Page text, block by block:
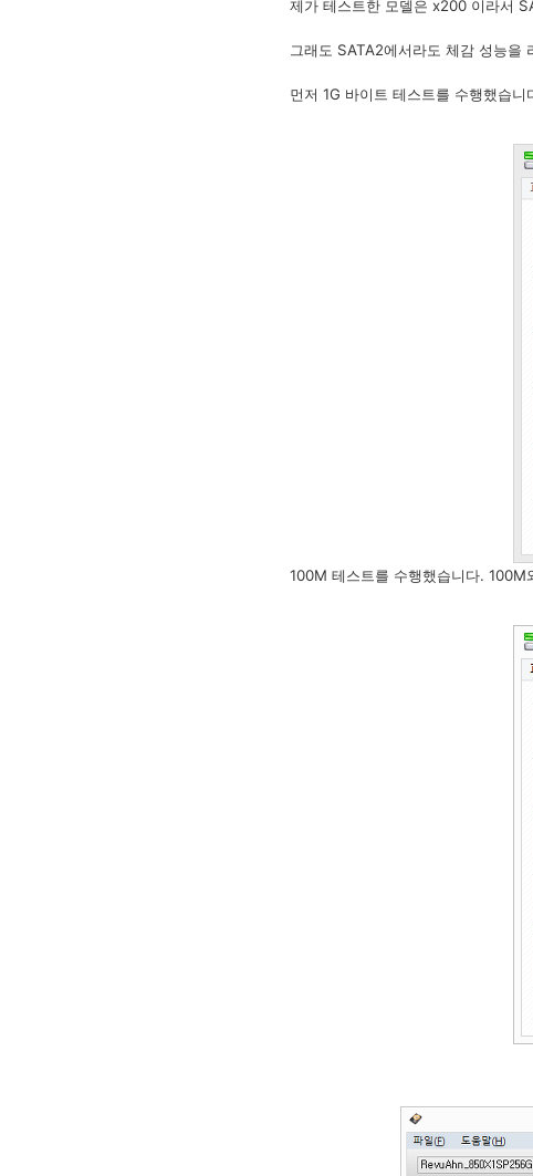
제가 테스트한 모델은 x200 이라서
그래도 SATA2에서라도 체감 성능을
먼저 1G 바이트 테스트를 수행했습
100M 테스트를 수행했습니다. 100M